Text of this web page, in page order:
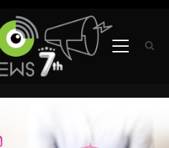
Primary